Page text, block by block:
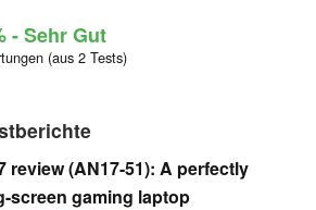
- Sehr Gut
(aus 2 Tests)
review (AN17-51): A perfectly
screen gaming laptop